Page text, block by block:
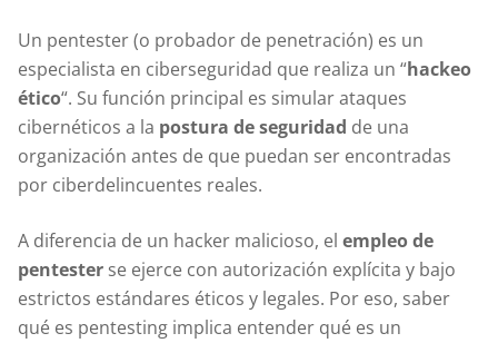
Un pentester (o probador de penetración) es un
especialista en ciberseguridad que realiza un “hackeo
ético“. Su función principal es simular ataques
cibernéticos a la postura de seguridad de una
organización antes de que puedan ser encontradas
por ciberdelincuentes reales.
A diferencia de un hacker malicioso, el empleo de
pentester se ejerce con autorización explícita y bajo
estrictos estándares éticos y legales. Por eso, saber
qué es pentesting implica entender qué es un